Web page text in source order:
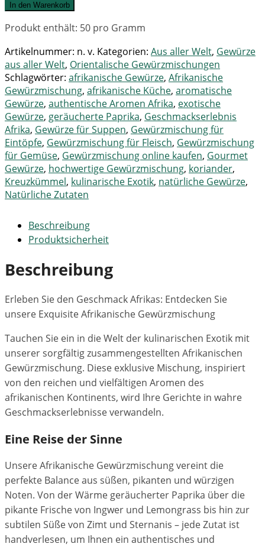
In den Warenkorb
Produkt enthält: 50 pro Gramm
Artikelnummer: n. v. Kategorien: Aus aller Welt, Gewürze
aus aller Welt, Orientalische Gewürzmischungen
Schlagwörter: afrikanische Gewürze, Afrikanische
Gewürzmischung, afrikanische Küche, aromatische
Gewürze, authentische Aromen Afrika, exotische
Gewürze, geräucherte Paprika, Geschmackserlebnis
Afrika, Gewürze für Suppen, Gewürzmischung für
Eintöpfe, Gewürzmischung für Fleisch, Gewürzmischung
für Gemüse, Gewürzmischung online kaufen, Gourmet
Gewürze, hochwertige Gewürzmischung, koriander,
Kreuzkümmel, kulinarische Exotik, natürliche Gewürze,
Natürliche Zutaten
Beschreibung
Produktsicherheit
Beschreibung
Erleben Sie den Geschmack Afrikas: Entdecken Sie
unsere Exquisite Afrikanische Gewürzmischung
Tauchen Sie ein in die Welt der kulinarischen Exotik mit
unserer sorgfältig zusammengestellten Afrikanischen
Gewürzmischung. Diese exklusive Mischung, inspiriert
von den reichen und vielfältigen Aromen des
afrikanischen Kontinents, wird Ihre Gerichte in wahre
Geschmackserlebnisse verwandeln.
Eine Reise der Sinne
Unsere Afrikanische Gewürzmischung vereint die
perfekte Balance aus süßen, pikanten und würzigen
Noten. Von der Wärme geräucherter Paprika über die
pikante Frische von Ingwer und Lemongrass bis hin zur
subtilen Süße von Zimt und Sternanis – jede Zutat ist
handverlesen, um Ihnen ein authentisches und